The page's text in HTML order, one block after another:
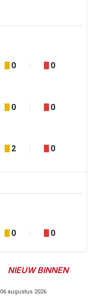
0 0
0 0
2 0
0 0
NIEUW BINNEN
06 augustus 2026